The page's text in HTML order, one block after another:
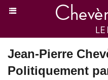
Jean-Pierre
Politiquement